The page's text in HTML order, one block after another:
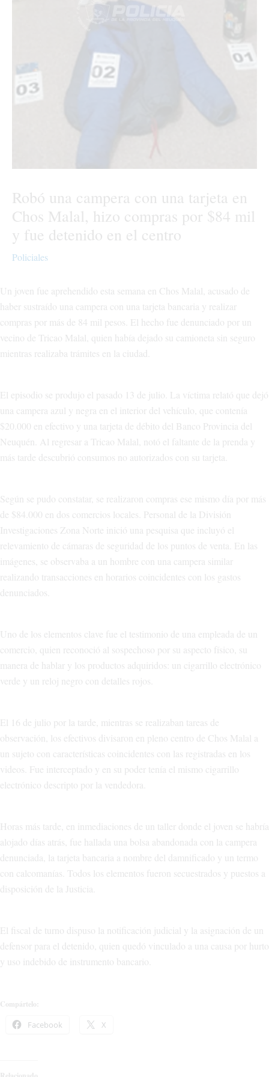
Robó una campera con una tarjeta en
Chos Malal, hizo compras por $84 mil
y fue detenido en el centro
Policiales
Un joven fue aprehendido esta semana en Chos Malal, acusado de
haber sustraído una campera con una tarjeta bancaria y realizar
compras por más de 84 mil pesos. El hecho fue denunciado por un
vecino de Tricao Malal, quien había dejado su camioneta sin seguro
mientras realizaba trámites en la ciudad.
El episodio se produjo el pasado 13 de julio. La víctima relató que dejó
una campera azul y negra en el interior del vehículo, que contenía
$20.000 en efectivo y una tarjeta de débito del Banco Provincia del
Neuquén. Al regresar a Tricao Malal, notó el faltante de la prenda y
más tarde descubrió consumos no autorizados con su tarjeta.
Según se pudo constatar, se realizaron compras ese mismo día por más
de $84.000 en dos comercios locales. Personal de la División
Investigaciones Zona Norte inició una pesquisa que incluyó el
relevamiento de cámaras de seguridad de los puntos de venta. En las
imágenes, se observaba a un hombre con una campera similar
realizando transacciones en horarios coincidentes con los gastos
denunciados.
Uno de los elementos clave fue el testimonio de una empleada de un
comercio, quien reconoció al sospechoso por su aspecto físico, su
manera de hablar y los productos adquiridos: un cigarrillo electrónico
verde y un reloj negro con detalles rojos.
El 16 de julio por la tarde, mientras se realizaban tareas de
observación, los efectivos divisaron en pleno centro de Chos Malal a
un sujeto con características coincidentes con las registradas en los
videos. Fue interceptado y en su poder tenía el mismo cigarrillo
electrónico descripto por la vendedora.
Horas más tarde, en inmediaciones de un taller donde el joven se habría
alojado días atrás, fue hallada una bolsa abandonada con la campera
denunciada, la tarjeta bancaria a nombre del damnificado y un termo
con calcomanías. Todos los elementos fueron secuestrados y puestos a
disposición de la Justicia.
El fiscal de turno dispuso la notificación judicial y la asignación de un
defensor para el detenido, quien quedó vinculado a una causa por hurto
y uso indebido de instrumento bancario.
Compártelo:
Facebook X